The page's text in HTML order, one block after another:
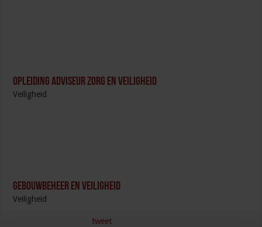
Opleiding Adviseur zorg en veiligheid
Veiligheid
Gebouwbeheer en veiligheid
Veiligheid
tweet